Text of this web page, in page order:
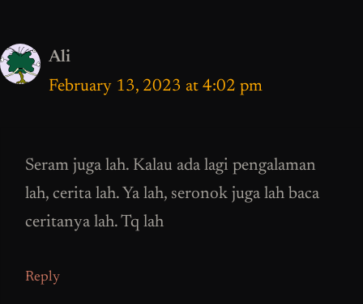
Ali
February 13, 2023 at 4:02 pm
Seram juga lah. Kalau ada lagi pengalaman
lah, cerita lah. Ya lah, seronok juga lah baca
ceritanya lah. Tq lah
Reply